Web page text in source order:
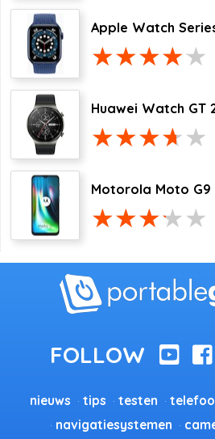
Apple Watch
Huawei Watch GT
Motorola Moto G9
nieuws tips testen
navigatiesystemen